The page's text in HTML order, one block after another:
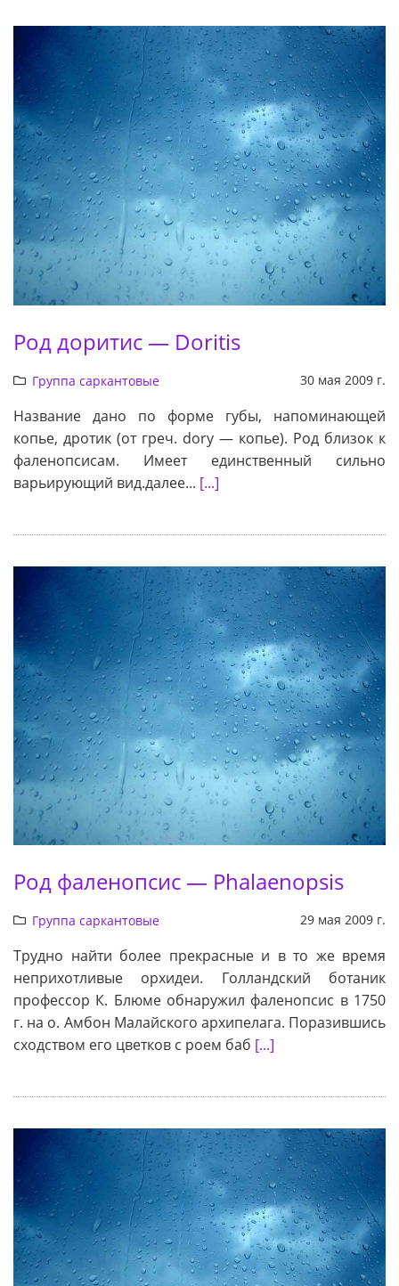
Род доритис — Doritis
Группа саркантовые 30 мая 2009 г.
Название дано по форме губы, напоминающей
копье, дротик (от греч. dory — копье). Род близок к
фаленопсисам. Имеет единственный сильно
варьирующий вид.далее... [...]
Род фаленопсис — Phalaenopsis
Группа саркантовые 29 мая 2009 г.
Трудно найти более прекрасные и в то же время
неприхотливые орхидеи. Голландский ботаник
профессор К. Блюме обнаружил фаленопсис в 1750
г. на о. Амбон Малайского архипелага. Поразившись
сходством его цветков с роем баб [...]